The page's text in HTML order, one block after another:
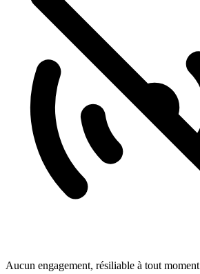
Aucun engagement, résiliable à tout moment